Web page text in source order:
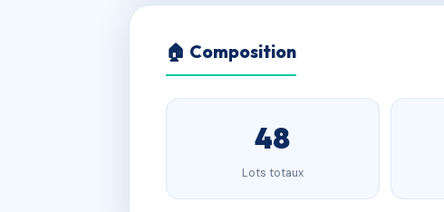
🏠 Composition
48
Lots totaux